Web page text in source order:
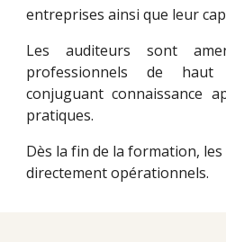
entreprises ainsi que leur
Les auditeurs sont
professionnels de haut
conjuguant connaissance
pratiques.
Dès la fin de la formation,
directement opérationnels.